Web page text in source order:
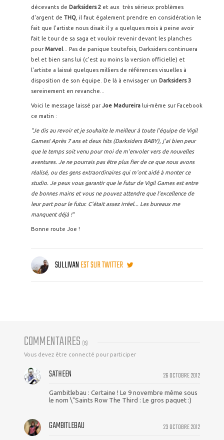
décevants de Darksiders 2 et aux très sérieux problèmes
d'argent de THQ , il faut également prendre en considération le
fait que l'artiste nous disait il y a quelques mois à peine avoir
fait le tour de sa saga et vouloir revenir devant les planches
pourMarvel ... Pas de panique toutefois, Darksiders continuera
bel et bien sans lui (c'est au moins la version officielle) et
l'artiste a laissé quelques milliers de références visuelles à
disposition de son équipe. De là à envisager un Darksiders 3
sereinement en revanche...
Voici le message laissé parJoe Madureira lui-même sur Facebook
ce matin :
"Je dis au revoir et je souhaite le meilleur à toute l'équipe de Vigil
Games! Après 7 ans et deux hits (Darksiders BABY), j'ai bien peur
que le temps soit venu pour moi de m'envoler vers de nouvelles
aventures. Je ne pourrais pas être plus fier de ce que nous avons
réalisé, ou des gens extraordinaires qui m'ont aidé à monter ce
studio. Je peux vous garantir que le futur de Vigil Games est entre
de bonnes mains et vous ne pouvez attendre que l'excellence de
leur part pour le futur. C'était assez irréel... Les bureaux me
manquent déjà !"
Bonne route Joe !
SULLIVANEST SUR TWITTER
COMMENTAIRES (15)
Vous devez être connecté pour participer
26 OCTOBRE 2012
SATHEEN
Gambitlebau : Certaine ! Le 9 novembre même sous
le nom \"Saints Row The Third : Le gros paquet :)
23 OCTOBRE 2012
GAMBITLEBAU